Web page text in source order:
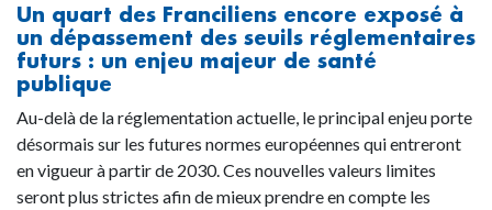
Un quart des Franciliens encore exposé à
un dépassement des seuils réglementaires
futurs : un enjeu majeur de santé
publique
Au-delà de la réglementation actuelle, le principal enjeu porte
désormais sur les futures normes européennes qui entreront
en vigueur à partir de 2030. Ces nouvelles valeurs limites
seront plus strictes afin de mieux prendre en compte les